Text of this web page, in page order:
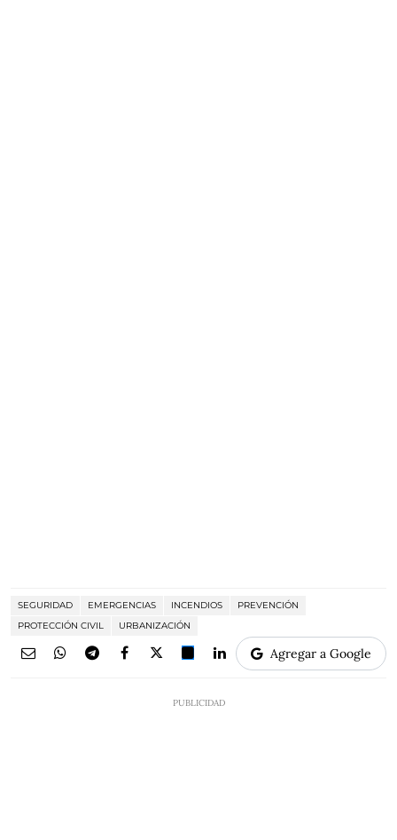
SEGURIDAD EMERGENCIAS INCENDIOS
PREVENCIÓN
PROTECCIÓN CIVIL
URBANIZACIÓN
Agregar a Google